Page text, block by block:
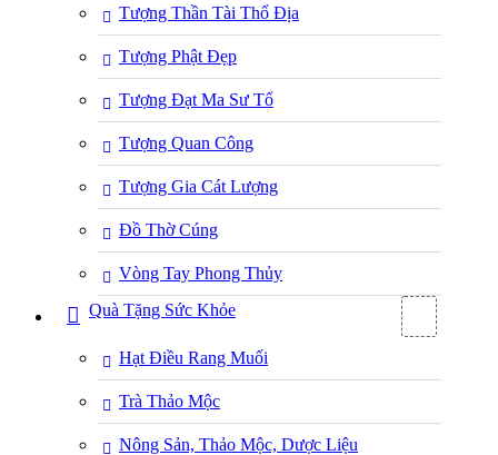
Tượng Thần Tài Thổ Địa
Tượng Phật Đẹp
Tượng Đạt Ma Sư Tổ
Tượng Quan Công
Tượng Gia Cát Lượng
Đồ Thờ Cúng
Vòng Tay Phong Thủy
Quà Tặng Sức Khỏe
Hạt Điều Rang Muối
Trà Thảo Mộc
Nông Sản, Thảo Mộc, Dược Liệu